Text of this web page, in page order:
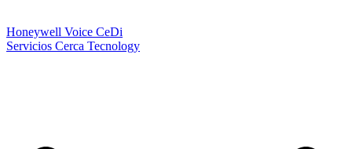
Honeywell Voice CeDi
Servicios Cerca Tecnology